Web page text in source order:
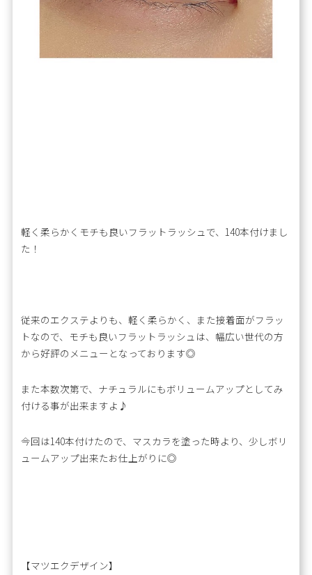
軽く柔らかくモチも良いフラットラッシュで、140本付けまし
た！
従来のエクステよりも、軽く柔らかく、また接着面がフラッ
トなので、モチも良いフラットラッシュは、幅広い世代の方
から好評のメニューとなっております◎
また本数次第で、ナチュラルにもボリュームアップとしてみ
付ける事が出来ますよ♪
今回は140本付けたので、マスカラを塗った時より、少しボリ
ュームアップ出来たお仕上がりに◎
【マツエクデザイン】